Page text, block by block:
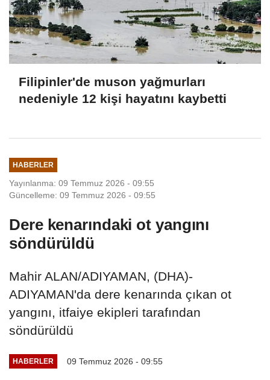
Filipinler'de muson yağmurları
nedeniyle 12 kişi hayatını kaybetti
HABERLER
Yayınlanma: 09 Temmuz 2026 - 09:55
Güncelleme: 09 Temmuz 2026 - 09:55
Dere kenarındaki ot yangını
söndürüldü
Mahir ALAN/ADIYAMAN, (DHA)-
ADIYAMAN'da dere kenarında çıkan ot
yangını, itfaiye ekipleri tarafından
söndürüldü
HABERLER 09 Temmuz 2026 - 09:55